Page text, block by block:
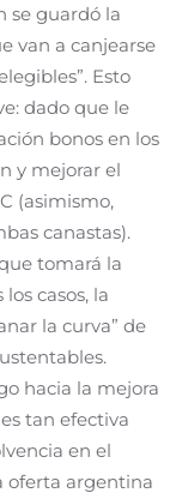
se guardó la
van a canjearse
Esto
dado que le
bonos en los
y mejorar el
(asimismo,
canastas).
tomará la
casos, la
la curva” de
hacia la mejora
tan efectiva
en el
oferta argentina